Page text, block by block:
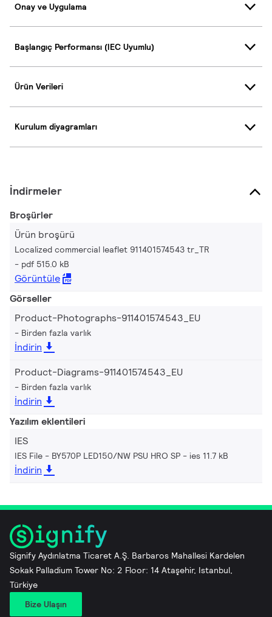
Onay ve Uygulama
Başlangıç Performansı (IEC Uyumlu)
Ürün Verileri
Kurulum diyagramları
İndirmeler
Broşürler
Ürün broşürü
Localized commercial leaflet 911401574543 tr_TR
pdf 515.0 kB
Görüntüle
Görseller
Product-Photographs-911401574543_EU
Birden fazla varlık
İndirin
Product-Diagrams-911401574543_EU
Birden fazla varlık
İndirin
Yazılım eklentileri
IES
IES File - BY570P LED150/NW PSU HRO SP ies 11.7 kB
İndirin
Signify Aydınlatma Ticaret A.Ş. Barbaros Mahallesi Kardelen
Sokak Palladium Tower No: 2 Floor: 14 Ataşehir, Istanbul,
Türkiye
Bize Ulaşın